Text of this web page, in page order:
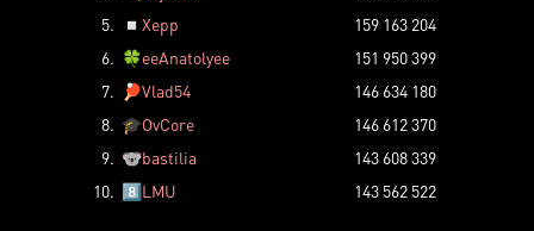
5.
◽ Xepp
159 163 204
6. 🍀eeAnatolyee
151 950 399
7.
🏓Vlad54
146 634 180
8. 🎓OvCore
146 612 370
9. 🐨bastilia
143 608 339
10. 8️⃣LMU 143 562 522